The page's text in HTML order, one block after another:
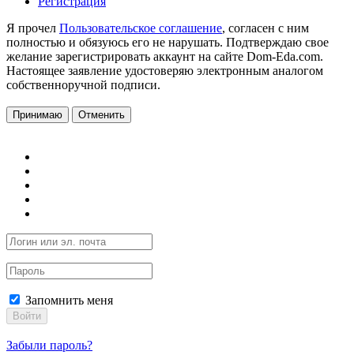
Я прочел Пользовательское соглашение, согласен с ним
полностью и обязуюсь его не нарушать. Подтверждаю свое
желание зарегистрировать аккаунт на сайте Dom-Eda.com.
Настоящее заявление удостоверяю электронным аналогом
собственноручной подписи.
Принимаю Отменить
Запомнить меня
Войти
Забыли пароль?